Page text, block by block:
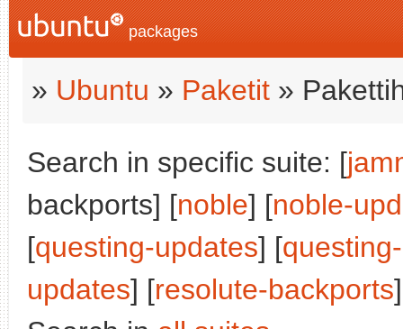
packages
» Ubuntu » Paketit »
Search in specific suite: [
backports] [noble] [noble-
[questing-updates] [
updates] [resolute-backports